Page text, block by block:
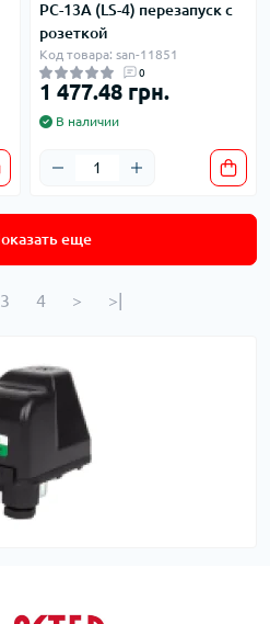
РС-13А (LS-4) перезапуск с
розеткой
Код товара: san-11851
0
1 477.48 грн.
В наличии
еще
3 4 > >|